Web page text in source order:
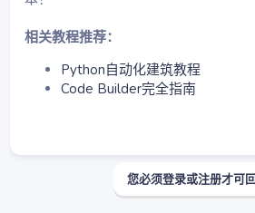
相关教程推荐：
Python自动化建筑教程
Code Builder完全指南
您必须登录或注册才可回